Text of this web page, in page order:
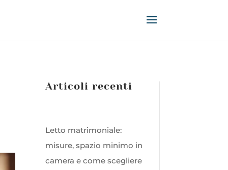
Articoli recenti
Letto matrimoniale:
misure, spazio minimo in
camera e come scegliere